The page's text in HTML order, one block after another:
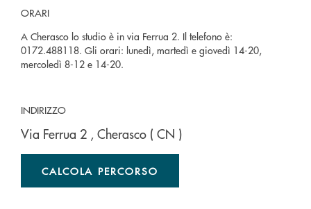
ORARI
A Cherasco lo studio è in via Ferrua 2. Il telefono è:
0172.488118. Gli orari: lunedì, martedì e giovedì 14-20,
mercoledì 8-12 e 14-20.
INDIRIZZO
Via Ferrua 2 , Cherasco ( CN )
CALCOLA PERCORSO